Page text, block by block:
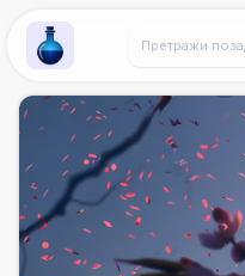
Wallpaper Alchemy